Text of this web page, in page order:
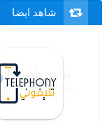
شاهد ايضا